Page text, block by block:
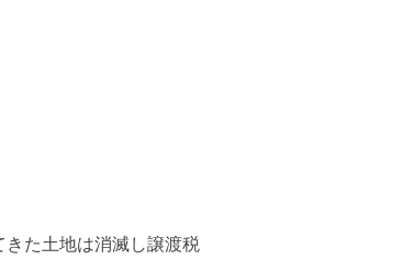
た土地は消滅し譲渡税